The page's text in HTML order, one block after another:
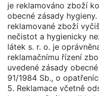
je reklamováno zboží
obecné zásady
reklamované zboží
nečistot a hygienicky
látek s. r. o. je
reklamačnímu řízení
uvedené zásady
91/1984 Sb., o
5. Reklamace včetně